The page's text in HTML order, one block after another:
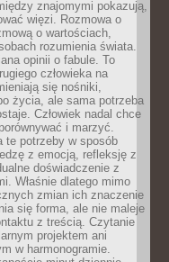
znajomymi pokazują,
więzi. Rozmowa o
o wartościach,
rozumienia świata.
opinii o fabule. To
człowieka na
się nośniki,
życia, ale sama potrzeba
Człowiek nadal chce
i marzyć.
te potrzeby w sposób
z emocją, refleksję z
doświadczenie z
Właśnie dlatego mimo
zmian ich znaczenie
się forma, ale nie maleje
z treścią. Czytanie
projektem ani
w harmonogramie.